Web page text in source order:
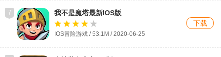
7 我不是魔塔最新IOS版
IOS冒险游戏 / 53.1M / 2020-06-25
下载